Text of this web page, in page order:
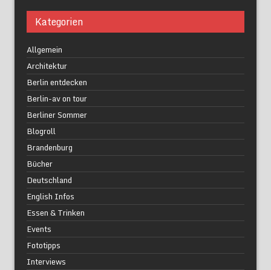
Kategorien
Allgemein
Architektur
Berlin entdecken
Berlin-av on tour
Berliner Sommer
Blogroll
Brandenburg
Bücher
Deutschland
English Infos
Essen & Trinken
Events
Fototipps
Interviews